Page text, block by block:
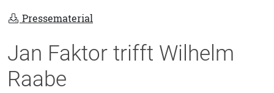
Pressematerial
Jan Faktor trifft Wilhelm
Raabe